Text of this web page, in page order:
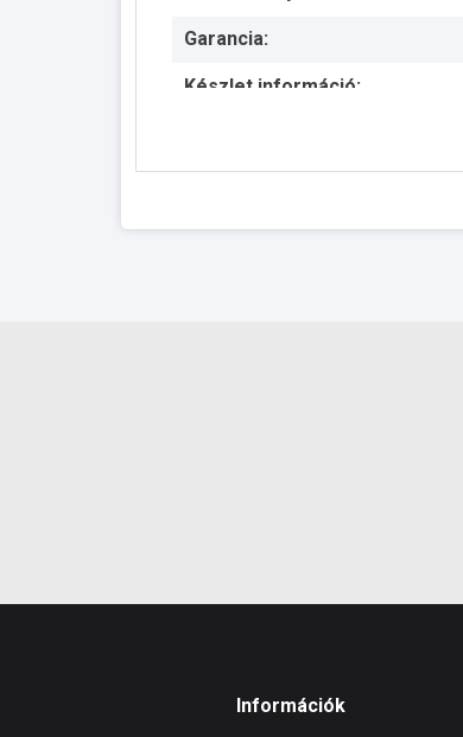
Garancia:
Készlet információ:
Információk